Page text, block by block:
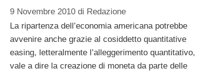
9 Novembre 2010 di Redazione
La ripartenza dell’economia americana potrebbe
avvenire anche grazie al cosiddetto quantitative
easing, letteralmente l’alleggerimento quantitativo,
vale a dire la creazione di moneta da parte delle